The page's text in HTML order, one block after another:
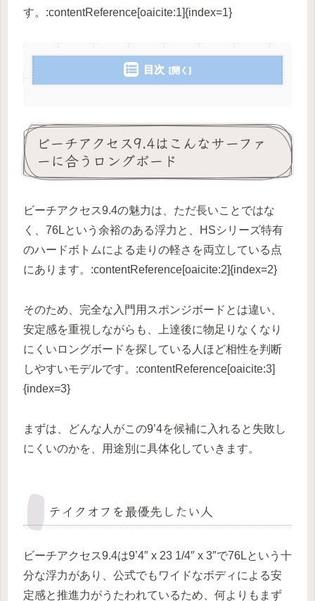
す。:contentReference[oaicite:1]{index=1}
目次
ビーチアクセス9.4はこんなサーファ
ーに合うロングボード
ビーチアクセス9.4の魅力は、ただ長いことではな
く、76Lという余裕のある浮力と、HSシリーズ特有
のハードボトムによる走りの軽さを両立している点
にあります。:contentReference[oaicite:2]{index=2}
そのため、完全な入門用スポンジボードとは違い、
安定感を重視しながらも、上達後に物足りなくなり
にくいロングボードを探している人ほど相性を判断
しやすいモデルです。:contentReference[oaicite:3]
{index=3}
まずは、どんな人がこの9’4を候補に入れると失敗し
にくいのかを、用途別に具体化していきます。
テイクオフを最優先したい人
ビーチアクセス9.4は9’4″ x 23 1/4″ x 3″で76Lという十
分な浮力があり、公式でもワイドなボディによる安
定感と推進力がうたわれているため、何よりもまず